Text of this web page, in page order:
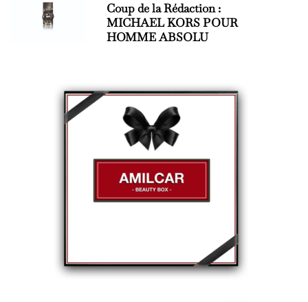
Coup de la Rédaction :
MICHAEL KORS POUR
HOMME ABSOLU
ADDRESS BOOK - LE GUIDE AMILCAR
AMILCAR LUXURY SELECTIONS MAGAZINE
AMILCAR MAGAZINE GROUP
BORD DE MER
BREAKING NEWS
DÉCOUVERTE